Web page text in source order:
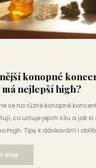
konopné
nejlepší high?
se na různé konopné
co určuje jejich sílu a jak
high. Tipy k dávkování i
více